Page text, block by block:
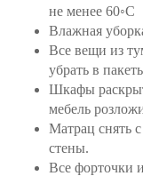
не менее 60◦С
Влажная
Все вещи из
убрать в
Шкафы
мебель
Матрац снять
стены.
Все форточки